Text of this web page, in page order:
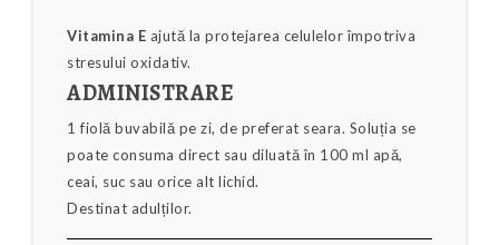
Vitamina E ajută la protejarea celulelor împotriva
stresului oxidativ.
ADMINISTRARE
1 fiolă buvabilă pe zi, de preferat seara. Soluția se
poate consuma direct sau diluată în 100 ml apă,
ceai, suc sau orice alt lichid.
Destinat adulților.